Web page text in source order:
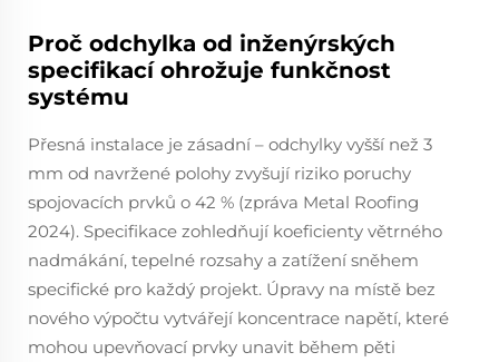
Proč odchylka od inženýrských
specifikací ohrožuje funkčnost
systému
Přesná instalace je zásadní – odchylky vyšší než 3
mm od navržené polohy zvyšují riziko poruchy
spojovacích prvků o 42 % (zpráva Metal Roofing
2024). Specifikace zohledňují koeficienty větrného
nadmákání, tepelné rozsahy a zatížení sněhem
specifické pro každý projekt. Úpravy na místě bez
nového výpočtu vytvářejí koncentrace napětí, které
mohou upevňovací prvky unavit během pěti